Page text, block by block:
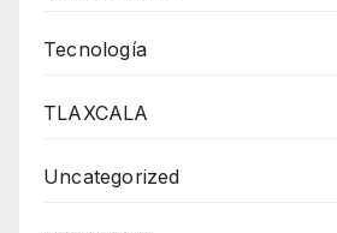
Tecnología
TLAXCALA
Uncategorized